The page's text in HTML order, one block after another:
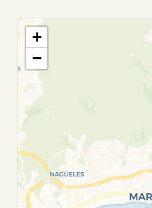
+
−